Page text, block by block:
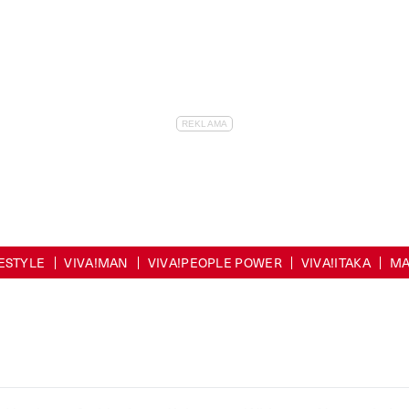
VIVA!MAN VIVA!PEOPLE POWER VIVA!ITAKA